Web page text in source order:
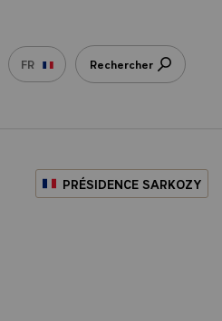
FR Rechercher
PRÉSIDENCE SARKOZY